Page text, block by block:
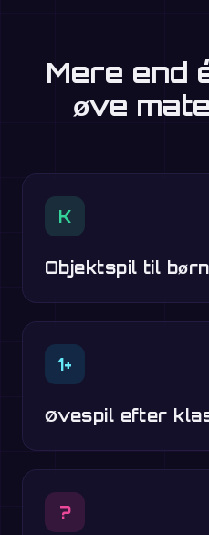
Mere end
øve
K
Objektspil til
1+
Øvespil efter
?